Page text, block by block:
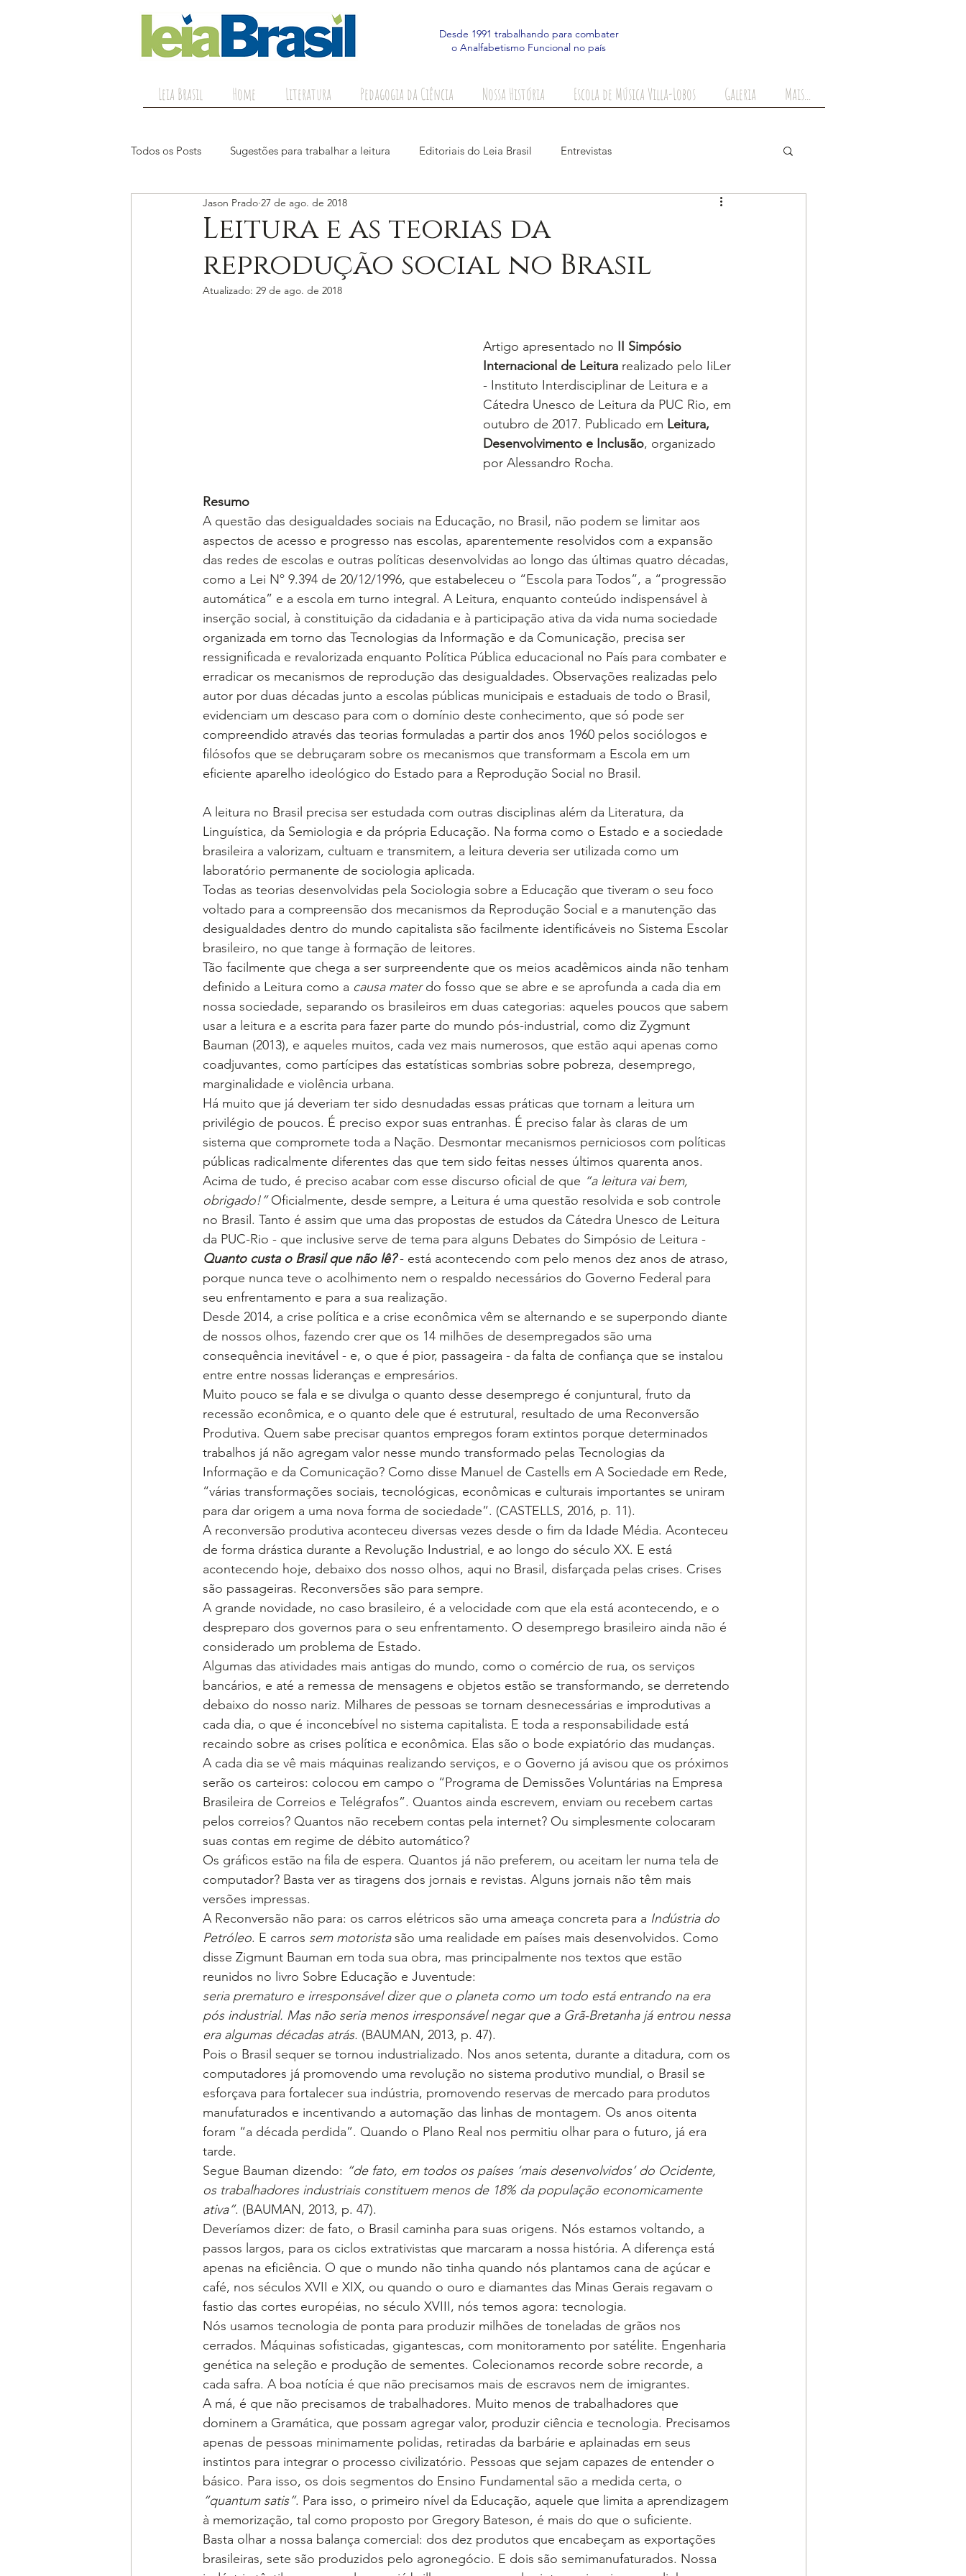
Desde 1991 trabalhando para combater
o Analfabetismo Funcional no país
Leia Brasil Home Literatura Pedagogia da Ciência Nossa História Escola de Música Villa-Lobos Galeria Mais...
Todos os Posts Sugestões para trabalhar a leitura Editoriais do Leia Brasil Entrevistas
Leitura e as teorias da
reprodução social no Brasil
Jason Prado 27 de ago. de 2018
Atualizado: 29 de ago. de 2018
Artigo apresentado no II Simpósio
Internacional de Leitura realizado pelo IiLer
- Instituto Interdisciplinar de Leitura e a
Cátedra Unesco de Leitura da PUC Rio, em
outubro de 2017. Publicado em Leitura,
Desenvolvimento e Inclusão, organizado
por Alessandro Rocha.
Resumo
A questão das desigualdades sociais na Educação, no Brasil, não podem se limitar aos
aspectos de acesso e progresso nas escolas, aparentemente resolvidos com a expansão
das redes de escolas e outras políticas desenvolvidas ao longo das últimas quatro décadas,
como a Lei Nº 9.394 de 20/12/1996, que estabeleceu o “Escola para Todos”, a “progressão
automática” e a escola em turno integral. A Leitura, enquanto conteúdo indispensável à
inserção social, à constituição da cidadania e à participação ativa da vida numa sociedade
organizada em torno das Tecnologias da Informação e da Comunicação, precisa ser
ressignificada e revalorizada enquanto Política Pública educacional no País para combater e
erradicar os mecanismos de reprodução das desigualdades. Observações realizadas pelo
autor por duas décadas junto a escolas públicas municipais e estaduais de todo o Brasil,
evidenciam um descaso para com o domínio deste conhecimento, que só pode ser
compreendido através das teorias formuladas a partir dos anos 1960 pelos sociólogos e
filósofos que se debruçaram sobre os mecanismos que transformam a Escola em um
eficiente aparelho ideológico do Estado para a Reprodução Social no Brasil.
A leitura no Brasil precisa ser estudada com outras disciplinas além da Literatura, da
Linguística, da Semiologia e da própria Educação. Na forma como o Estado e a sociedade
brasileira a valorizam, cultuam e transmitem, a leitura deveria ser utilizada como um
laboratório permanente de sociologia aplicada.
Todas as teorias desenvolvidas pela Sociologia sobre a Educação que tiveram o seu foco
voltado para a compreensão dos mecanismos da Reprodução Social e a manutenção das
desigualdades dentro do mundo capitalista são facilmente identificáveis no Sistema Escolar
brasileiro, no que tange à formação de leitores.
Tão facilmente que chega a ser surpreendente que os meios acadêmicos ainda não tenham
definido a Leitura como a causa mater do fosso que se abre e se aprofunda a cada dia em
nossa sociedade, separando os brasileiros em duas categorias: aqueles poucos que sabem
usar a leitura e a escrita para fazer parte do mundo pós-industrial, como diz Zygmunt
Bauman (2013), e aqueles muitos, cada vez mais numerosos, que estão aqui apenas como
coadjuvantes, como partícipes das estatísticas sombrias sobre pobreza, desemprego,
marginalidade e violência urbana.
Há muito que já deveriam ter sido desnudadas essas práticas que tornam a leitura um
privilégio de poucos. É preciso expor suas entranhas. É preciso falar às claras de um
sistema que compromete toda a Nação. Desmontar mecanismos perniciosos com políticas
públicas radicalmente diferentes das que tem sido feitas nesses últimos quarenta anos.
Acima de tudo, é preciso acabar com esse discurso oficial de que “a leitura vai bem,
obrigado!” Oficialmente, desde sempre, a Leitura é uma questão resolvida e sob controle
no Brasil. Tanto é assim que uma das propostas de estudos da Cátedra Unesco de Leitura
da PUC-Rio - que inclusive serve de tema para alguns Debates do Simpósio de Leitura -
Quanto custa o Brasil que não lê? - está acontecendo com pelo menos dez anos de atraso,
porque nunca teve o acolhimento nem o respaldo necessários do Governo Federal para
seu enfrentamento e para a sua realização.
Desde 2014, a crise política e a crise econômica vêm se alternando e se superpondo diante
de nossos olhos, fazendo crer que os 14 milhões de desempregados são uma
consequência inevitável - e, o que é pior, passageira - da falta de confiança que se instalou
entre entre nossas lideranças e empresários.
Muito pouco se fala e se divulga o quanto desse desemprego é conjuntural, fruto da
recessão econômica, e o quanto dele que é estrutural, resultado de uma Reconversão
Produtiva. Quem sabe precisar quantos empregos foram extintos porque determinados
trabalhos já não agregam valor nesse mundo transformado pelas Tecnologias da
Informação e da Comunicação? Como disse Manuel de Castells em A Sociedade em Rede,
“várias transformações sociais, tecnológicas, econômicas e culturais importantes se uniram
para dar origem a uma nova forma de sociedade”. (CASTELLS, 2016, p. 11).
A reconversão produtiva aconteceu diversas vezes desde o fim da Idade Média. Aconteceu
de forma drástica durante a Revolução Industrial, e ao longo do século XX. E está
acontecendo hoje, debaixo dos nosso olhos, aqui no Brasil, disfarçada pelas crises. Crises
são passageiras. Reconversões são para sempre.
A grande novidade, no caso brasileiro, é a velocidade com que ela está acontecendo, e o
despreparo dos governos para o seu enfrentamento. O desemprego brasileiro ainda não é
considerado um problema de Estado.
Algumas das atividades mais antigas do mundo, como o comércio de rua, os serviços
bancários, e até a remessa de mensagens e objetos estão se transformando, se derretendo
debaixo do nosso nariz. Milhares de pessoas se tornam desnecessárias e improdutivas a
cada dia, o que é inconcebível no sistema capitalista. E toda a responsabilidade está
recaindo sobre as crises política e econômica. Elas são o bode expiatório das mudanças.
A cada dia se vê mais máquinas realizando serviços, e o Governo já avisou que os próximos
serão os carteiros: colocou em campo o “Programa de Demissões Voluntárias na Empresa
Brasileira de Correios e Telégrafos”. Quantos ainda escrevem, enviam ou recebem cartas
pelos correios? Quantos não recebem contas pela internet? Ou simplesmente colocaram
suas contas em regime de débito automático?
Os gráficos estão na fila de espera. Quantos já não preferem, ou aceitam ler numa tela de
computador? Basta ver as tiragens dos jornais e revistas. Alguns jornais não têm mais
versões impressas.
A Reconversão não para: os carros elétricos são uma ameaça concreta para a Indústria do
Petróleo. E carros sem motorista são uma realidade em países mais desenvolvidos. Como
disse Zigmunt Bauman em toda sua obra, mas principalmente nos textos que estão
reunidos no livro Sobre Educação e Juventude:
seria prematuro e irresponsável dizer que o planeta como um todo está entrando na era
pós industrial. Mas não seria menos irresponsável negar que a Grã-Bretanha já entrou nessa
era algumas décadas atrás. (BAUMAN, 2013, p. 47).
Pois o Brasil sequer se tornou industrializado. Nos anos setenta, durante a ditadura, com os
computadores já promovendo uma revolução no sistema produtivo mundial, o Brasil se
esforçava para fortalecer sua indústria, promovendo reservas de mercado para produtos
manufaturados e incentivando a automação das linhas de montagem. Os anos oitenta
foram “a década perdida”. Quando o Plano Real nos permitiu olhar para o futuro, já era
tarde.
Segue Bauman dizendo: “de fato, em todos os países ‘mais desenvolvidos’ do Ocidente,
os trabalhadores industriais constituem menos de 18% da população economicamente
ativa”. (BAUMAN, 2013, p. 47).
Deveríamos dizer: de fato, o Brasil caminha para suas origens. Nós estamos voltando, a
passos largos, para os ciclos extrativistas que marcaram a nossa história. A diferença está
apenas na eficiência. O que o mundo não tinha quando nós plantamos cana de açúcar e
café, nos séculos XVII e XIX, ou quando o ouro e diamantes das Minas Gerais regavam o
fastio das cortes européias, no século XVIII, nós temos agora: tecnologia.
Nós usamos tecnologia de ponta para produzir milhões de toneladas de grãos nos
cerrados. Máquinas sofisticadas, gigantescas, com monitoramento por satélite. Engenharia
genética na seleção e produção de sementes. Colecionamos recorde sobre recorde, a
cada safra. A boa notícia é que não precisamos mais de escravos nem de imigrantes.
A má, é que não precisamos de trabalhadores. Muito menos de trabalhadores que
dominem a Gramática, que possam agregar valor, produzir ciência e tecnologia. Precisamos
apenas de pessoas minimamente polidas, retiradas da barbárie e aplainadas em seus
instintos para integrar o processo civilizatório. Pessoas que sejam capazes de entender o
básico. Para isso, os dois segmentos do Ensino Fundamental são a medida certa, o
“quantum satis”. Para isso, o primeiro nível da Educação, aquele que limita a aprendizagem
à memorização, tal como proposto por Gregory Bateson, é mais do que o suficiente.
Basta olhar a nossa balança comercial: dos dez produtos que encabeçam as exportações
brasileiras, sete são produzidos pelo agronegócio. E dois são semimanufaturados. Nossa